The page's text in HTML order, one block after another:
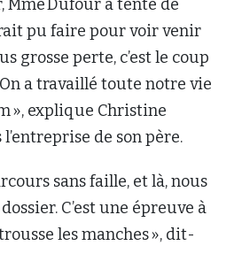
Mme Dufour a tenté de
pu faire pour voir venir
grosse perte, c’est le coup
a travaillé toute notre vie
», explique Christine
de son père.
sans faille, et là, nous
C’est une épreuve à
les manches », dit-